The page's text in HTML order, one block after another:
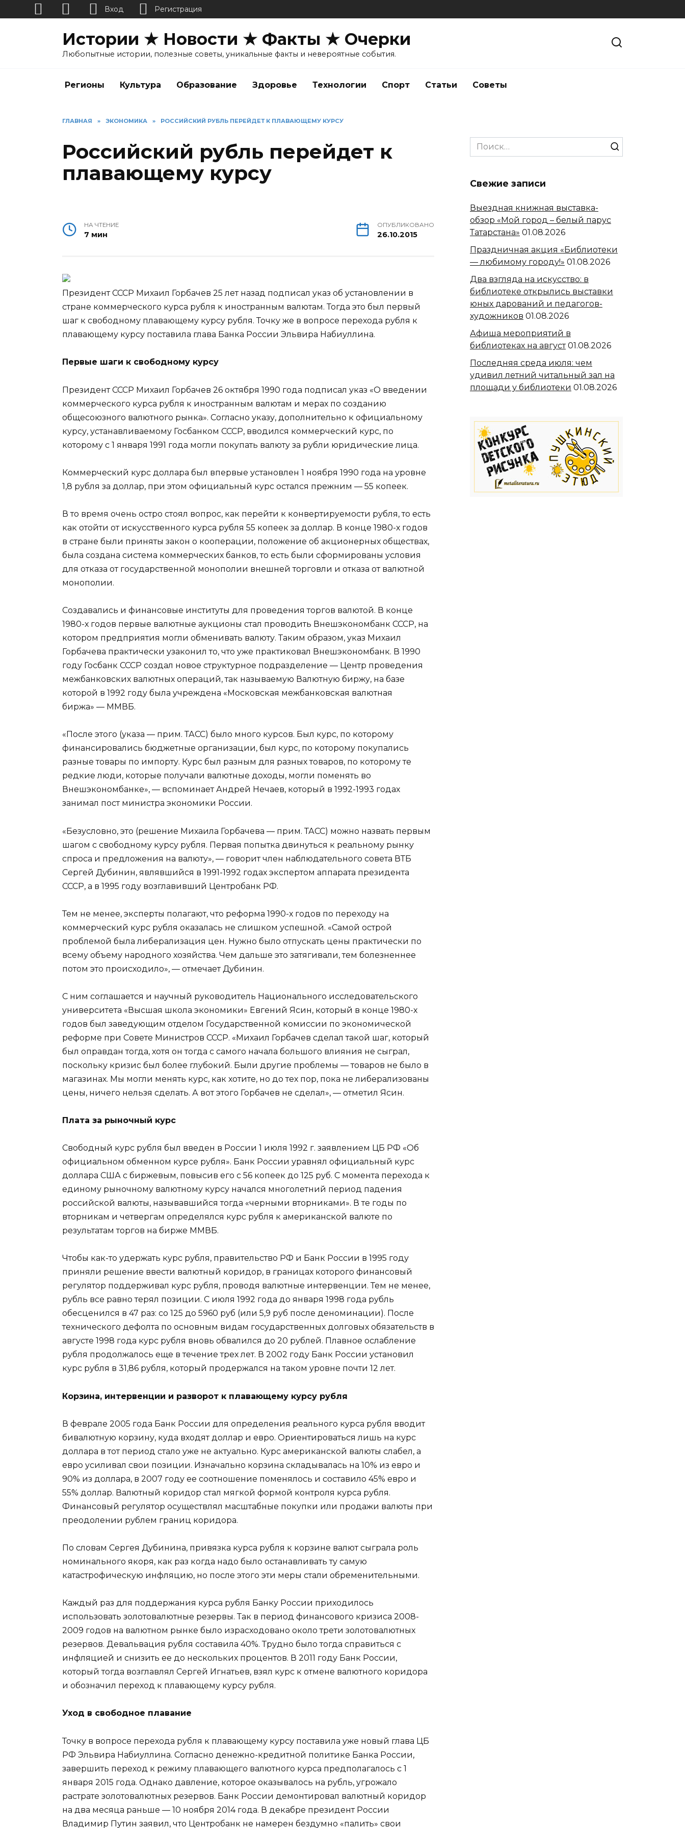
Истории ★ Новости ★ Факты ★ Очерки
Любопытные истории, полезные советы, уникальные факты и невероятные события.
Регионы Культура Образование Здоровье Технологии Спорт Статьи Советы
ГЛАВНАЯ » ЭКОНОМИКА » РОССИЙСКИЙ РУБЛЬ ПЕРЕЙДЕТ К ПЛАВАЮЩЕМУ КУРСУ
Российский рубль перейдет к
плавающему курсу
НА ЧТЕНИЕ
7 мин
ОПУБЛИКОВАНО
26.10.2015
Президент СССР Михаил Горбачев 25 лет назад подписал указ об установлении в
стране коммерческого курса рубля к иностранным валютам. Тогда это был первый
шаг к свободному плавающему курсу рубля. Точку же в вопросе перехода рубля к
плавающему курсу поставила глава Банка России Эльвира Набиуллина.
Первые шаги к свободному курсу
Президент СССР Михаил Горбачев 26 октября 1990 года подписал указ «О введении
коммерческого курса рубля к иностранным валютам и мерах по созданию
общесоюзного валютного рынка». Согласно указу, дополнительно к официальному
курсу, устанавливаемому Госбанком СССР, вводился коммерческий курс, по
которому с 1 января 1991 года могли покупать валюту за рубли юридические лица.
Коммерческий курс доллара был впервые установлен 1 ноября 1990 года на уровне
1,8 рубля за доллар, при этом официальный курс остался прежним — 55 копеек.
В то время очень остро стоял вопрос, как перейти к конвертируемости рубля, то есть
как отойти от искусственного курса рубля 55 копеек за доллар. В конце 1980-х годов
в стране были приняты закон о кооперации, положение об акционерных обществах,
была создана система коммерческих банков, то есть были сформированы условия
для отказа от государственной монополии внешней торговли и отказа от валютной
монополии.
Создавались и финансовые институты для проведения торгов валютой. В конце
1980-х годов первые валютные аукционы стал проводить Внешэкономбанк СССР, на
котором предприятия могли обменивать валюту. Таким образом, указ Михаил
Горбачева практически узаконил то, что уже практиковал Внешэкономбанк. В 1990
году Госбанк СССР создал новое структурное подразделение — Центр проведения
межбанковских валютных операций, так называемую Валютную биржу, на базе
которой в 1992 году была учреждена «Московская межбанковская валютная
биржа» — ММВБ.
«После этого (указа — прим. ТАСС) было много курсов. Был курс, по которому
финансировались бюджетные организации, был курс, по которому покупались
разные товары по импорту. Курс был разным для разных товаров, по которому те
редкие люди, которые получали валютные доходы, могли поменять во
Внешэкономбанке», — вспоминает Андрей Нечаев, который в 1992-1993 годах
занимал пост министра экономики России.
«Безусловно, это (решение Михаила Горбачева — прим. ТАСС) можно назвать первым
шагом с свободному курсу рубля. Первая попытка двинуться к реальному рынку
спроса и предложения на валюту», — говорит член наблюдательного совета ВТБ
Сергей Дубинин, являвшийся в 1991-1992 годах экспертом аппарата президента
СССР, а в 1995 году возглавивший Центробанк РФ.
Тем не менее, эксперты полагают, что реформа 1990-х годов по переходу на
коммерческий курс рубля оказалась не слишком успешной. «Самой острой
проблемой была либерализация цен. Нужно было отпускать цены практически по
всему объему народного хозяйства. Чем дальше это затягивали, тем болезненнее
потом это происходило», — отмечает Дубинин.
С ним соглашается и научный руководитель Национального исследовательского
университета «Высшая школа экономики» Евгений Ясин, который в конце 1980-х
годов был заведующим отделом Государственной комиссии по экономической
реформе при Совете Министров СССР. «Михаил Горбачев сделал такой шаг, который
был оправдан тогда, хотя он тогда с самого начала большого влияния не сыграл,
поскольку кризис был более глубокий. Были другие проблемы — товаров не было в
магазинах. Мы могли менять курс, как хотите, но до тех пор, пока не либерализованы
цены, ничего нельзя сделать. А вот этого Горбачев не сделал», — отметил Ясин.
Плата за рыночный курс
Свободный курс рубля был введен в России 1 июля 1992 г. заявлением ЦБ РФ «Об
официальном обменном курсе рубля». Банк России уравнял официальный курс
доллара США с биржевым, повысив его с 56 копеек до 125 руб. С момента перехода к
единому рыночному валютному курсу начался многолетний период падения
российской валюты, называвшийся тогда «черными вторниками». В те годы по
вторникам и четвергам определялся курс рубля к американской валюте по
результатам торгов на бирже ММВБ.
Чтобы как-то удержать курс рубля, правительство РФ и Банк России в 1995 году
приняли решение ввести валютный коридор, в границах которого финансовый
регулятор поддерживал курс рубля, проводя валютные интервенции. Тем не менее,
рубль все равно терял позиции. С июля 1992 года до января 1998 года рубль
обесценился в 47 раз: со 125 до 5960 руб (или 5,9 руб после деноминации). После
технического дефолта по основным видам государственных долговых обязательств в
августе 1998 года курс рубля вновь обвалился до 20 рублей. Плавное ослабление
рубля продолжалось еще в течение трех лет. В 2002 году Банк России установил
курс рубля в 31,86 рубля, который продержался на таком уровне почти 12 лет.
Корзина, интервенции и разворот к плавающему курсу рубля
В феврале 2005 года Банк России для определения реального курса рубля вводит
бивалютную корзину, куда входят доллар и евро. Ориентироваться лишь на курс
доллара в тот период стало уже не актуально. Курс американской валюты слабел, а
евро усиливал свои позиции. Изначально корзина складывалась на 10% из евро и
90% из доллара, в 2007 году ее соотношение поменялось и составило 45% евро и
55% доллар. Валютный коридор стал мягкой формой контроля курса рубля.
Финансовый регулятор осуществлял масштабные покупки или продажи валюты при
преодолении рублем границ коридора.
По словам Сергея Дубинина, привязка курса рубля к корзине валют сыграла роль
номинального якоря, как раз когда надо было останавливать ту самую
катастрофическую инфляцию, но после этого эти меры стали обременительными.
Каждый раз для поддержания курса рубля Банку России приходилось
использовать золотовалютные резервы. Так в период финансового кризиса 2008-
2009 годов на валютном рынке было израсходовано около трети золотовалютных
резервов. Девальвация рубля составила 40%. Трудно было тогда справиться с
инфляцией и снизить ее до нескольких процентов. В 2011 году Банк России,
который тогда возглавлял Сергей Игнатьев, взял курс к отмене валютного коридора
и обозначил переход к плавающему курсу рубля.
Уход в свободное плавание
Точку в вопросе перехода рубля к плавающему курсу поставила уже новый глава ЦБ
РФ Эльвира Набиуллина. Согласно денежно-кредитной политике Банка России,
завершить переход к режиму плавающего валютного курса предполагалось с 1
января 2015 года. Однако давление, которое оказывалось на рубль, угрожало
растрате золотовалютных резервов. Банк России демонтировал валютный коридор
на два месяца раньше — 10 ноября 2014 года. В декабре президент России
Владимир Путин заявил, что Центробанк не намерен бездумно «палить» свои
Search
for:
Свежие записи
Выездная книжная выставка-
обзор «Мой город – белый парус
Татарстана» 01.08.2026
Праздничная акция «Библиотеки
— любимому городу!» 01.08.2026
Два взгляда на искусство: в
библиотеке открылись выставки
юных дарований и педагогов-
художников 01.08.2026
Афиша мероприятий в
библиотеках на август 01.08.2026
Последняя среда июля: чем
удивил летний читальный зал на
площади у библиотеки 01.08.2026
Вход Регистрация